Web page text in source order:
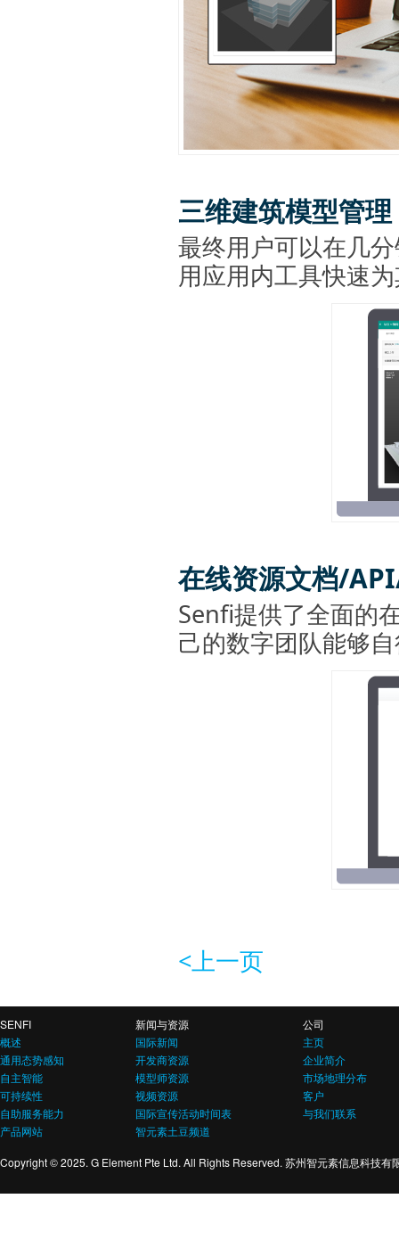
三维建筑模型管理
最终用户可以在几
用应用内工具快速
在线资源文档/
Senfi提供了全面的
己的数字团队能够
<上一页
SENFI
概述
通用态势感知
自主智能
可持续性
自助服务能力
产品网站
新闻与资源
国际新闻
开发商资源
模型师资源
视频资源
国际宣传活动时间表
智元素土豆频道
公司
主页
企业简介
市场地理分布
客户
与我们联系
Copyright © 2025. G Element Pte Ltd. All Rights Reserved. 苏州智元素信息科技有